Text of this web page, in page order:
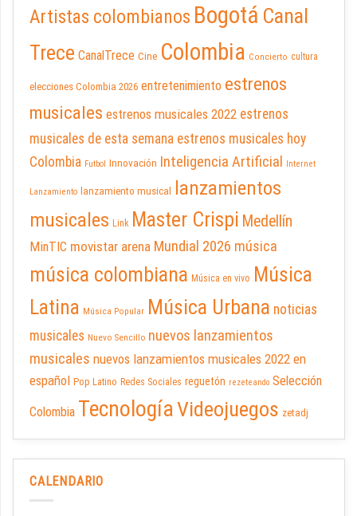
Artistas colombianos Bogotá Canal
Trece CanalTrece Cine Colombia Concierto cultura
elecciones Colombia 2026 entretenimiento estrenos
musicales estrenos musicales 2022 estrenos
musicales de esta semana estrenos musicales hoy
Colombia Futbol Innovación Inteligencia Artificial Internet
Lanzamiento lanzamiento musical
lanzamientos
musicales Link Master Crispi Medellín
MinTIC movistar arena Mundial 2026 música
música colombiana Música en vivo Música
Latina Música Popular Música Urbana noticias
musicales Nuevo Sencillo nuevos lanzamientos
musicales nuevos lanzamientos musicales 2022 en
español Pop Latino Redes Sociales reguetón rezeteando Selección
Colombia TecnologíaVideojuegos zetadj
CALENDARIO